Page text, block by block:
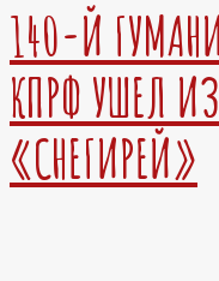
140-Й
КПРФ УШЕЛ
«СНЕГИРЕЙ»